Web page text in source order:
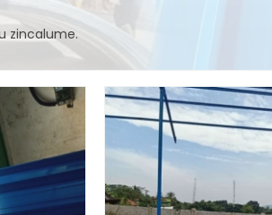
zincalume.